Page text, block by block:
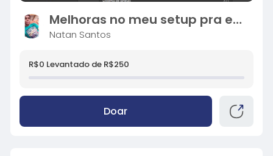
Melhoras no meu setup pra estudo/trabalho
Natan Santos
R$0 Levantado de R$250
Doar